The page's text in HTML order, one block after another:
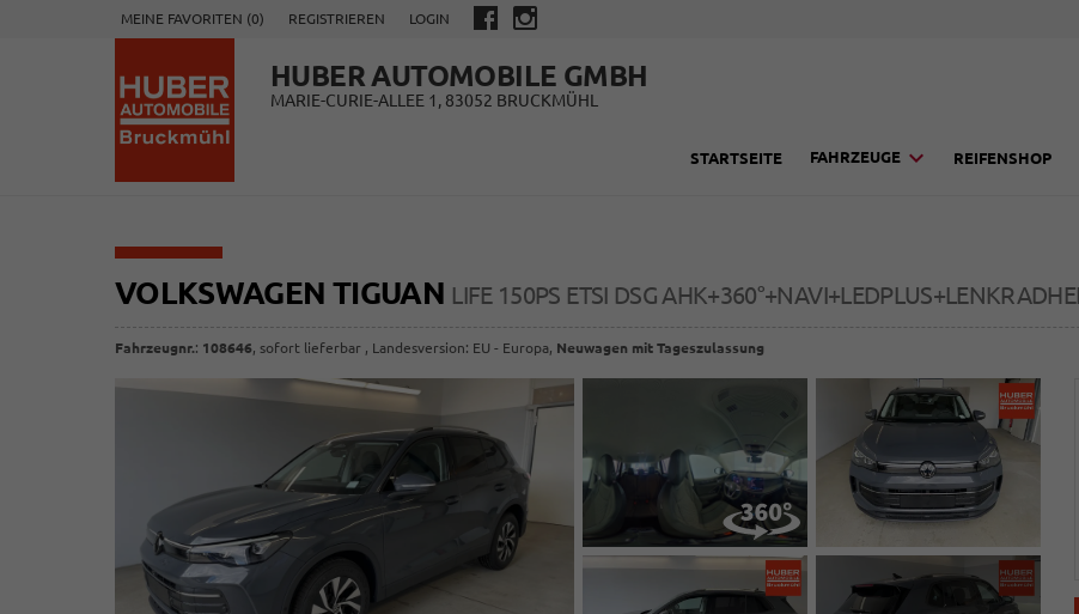
MEINE FAVORITEN (0) REGISTRIEREN LOGIN
HUBER AUTOMOBILE GMBH
MARIE-CURIE-ALLEE 1, 83052 BRUCKMÜHL
STARTSEITE FAHRZEUGE REIFENSHOP
VOLKSWAGEN TIGUAN LIFE 150PS ETSI DSG
Fahrzeugnr.: 108646, sofort lieferbar , Landesversion: EU - Europa, Neuwagen mit Tageszulassung